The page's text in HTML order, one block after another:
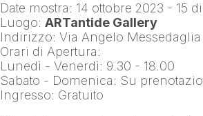
Date mostra: 14 ottobre 2023 - 15
Luogo: ARTantide Gallery
Indirizzo: Via Angelo Messedaglia
Orari di Apertura:
Lunedì - Venerdì: 9.30 - 18.00
Sabato - Domenica: Su
Ingresso: Gratuito